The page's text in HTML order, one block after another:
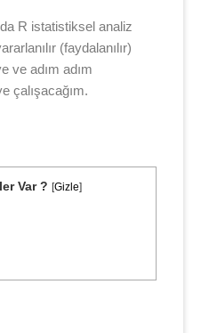
R istatistiksel analiz
(faydalanılır)
ve adım adım
çalışacağım.
Var ? [Gizle]